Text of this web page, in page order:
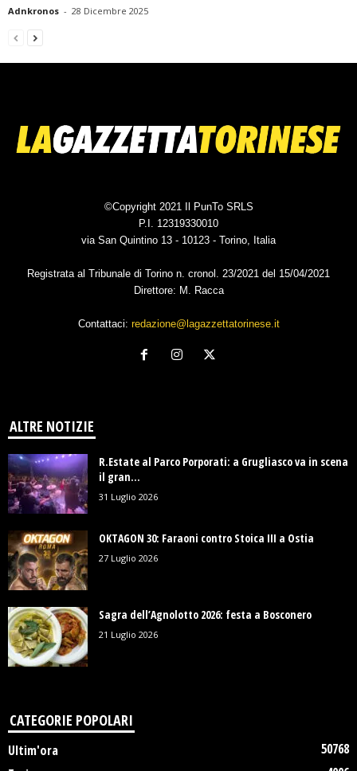
Adnkronos - 28 Dicembre 2025
©Copyright 2021 Il PunTo SRLS
P.I. 12319330010
via San Quintino 13 - 10123 - Torino, Italia
Registrata al Tribunale di Torino n. cronol. 23/2021 del 15/04/2021
Direttore: M. Racca
Contattaci: redazione@lagazzettatorinese.it
ALTRE NOTIZIE
R.Estate al Parco Porporati: a Grugliasco va in scena
il gran...
31 Luglio 2026
OKTAGON 30: Faraoni contro Stoica III a Ostia
27 Luglio 2026
Sagra dell’Agnolotto 2026: festa a Bosconero
21 Luglio 2026
CATEGORIE POPOLARI
Ultim'ora
50768